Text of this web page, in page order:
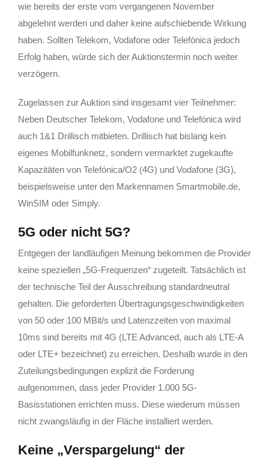
wie bereits der erste vom vergangenen November
abgelehnt werden und daher keine aufschiebende Wirkung
haben. Sollten Telekom, Vodafone oder Telefónica jedoch
Erfolg haben, würde sich der Auktionstermin noch weiter
verzögern.
Zugelassen zur Auktion sind insgesamt vier Teilnehmer:
Neben Deutscher Telekom, Vodafone und Telefónica wird
auch 1&1 Drillisch mitbieten. Drillisch hat bislang kein
eigenes Mobilfunknetz, sondern vermarktet zugekaufte
Kapazitäten von Telefónica/O2 (4G) und Vodafone (3G),
beispielsweise unter den Markennamen Smartmobile.de,
WinSIM oder Simply.
5G oder nicht 5G?
Entgegen der landläufigen Meinung bekommen die Provider
keine speziellen „5G-Frequenzen“ zugeteilt. Tatsächlich ist
der technische Teil der Ausschreibung standardneutral
gehalten. Die geforderten Übertragungsgeschwindigkeiten
von 50 oder 100 MBit/s und Latenzzeiten von maximal
10ms sind bereits mit 4G (LTE Advanced, auch als LTE-A
oder LTE+ bezeichnet) zu erreichen. Deshalb wurde in den
Zuteilungsbedingungen explizit die Forderung
aufgenommen, dass jeder Provider 1.000 5G-
Basisstationen errichten muss. Diese wiederum müssen
nicht zwangsläufig in der Fläche installiert werden.
Keine „Verspargelung“ der